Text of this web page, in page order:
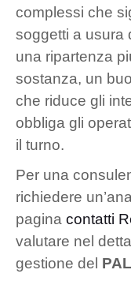
complessi che
soggetti a usura
una ripartenza
sostanza, un
che riduce gli
obbliga gli
il turno.
Per una
richiedere
pagina contatti
valutare nel
gestione del